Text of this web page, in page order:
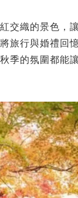
交織的景色，
旅行與婚禮回
季的氛圍都能